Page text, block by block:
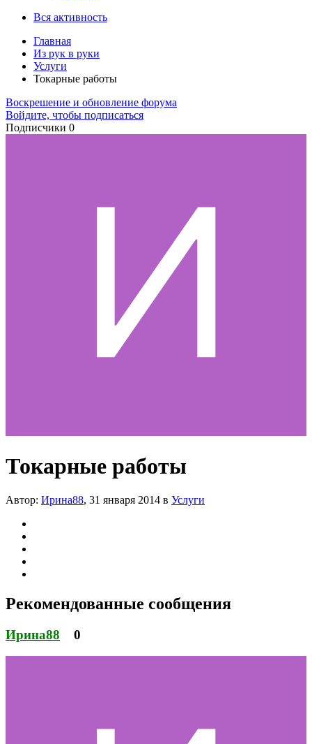
Вся активность
Главная
Из рук в руки
Услуги
Токарные работы
Воскрешение и обновление форума
Войдите, чтобы подписаться
Подписчики 0
Токарные работы
Автор: Ирина88, 31 января 2014 в Услуги
Рекомендованные сообщения
Ирина88 0